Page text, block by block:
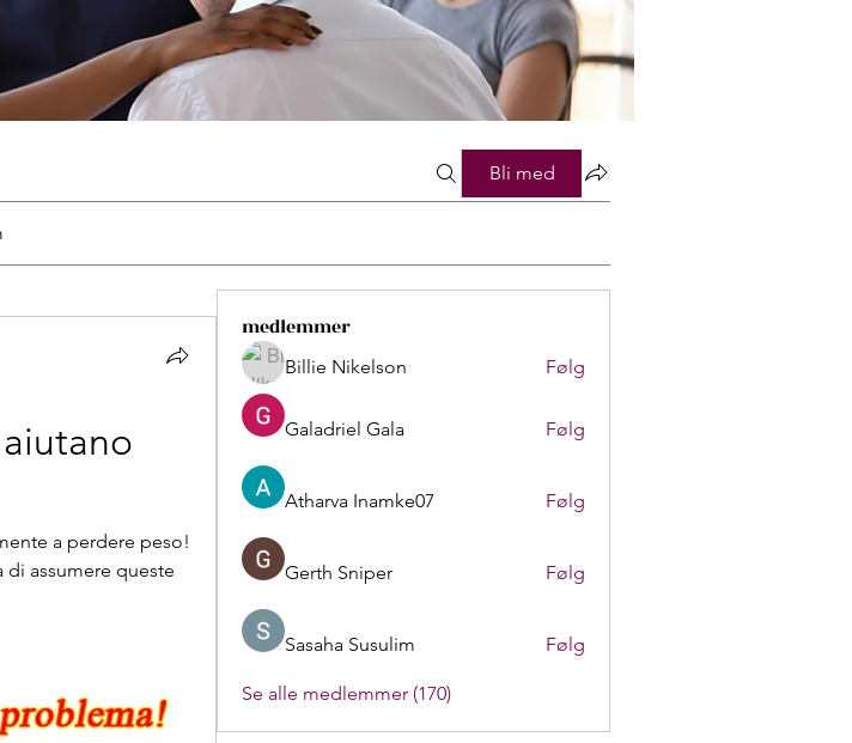
Bli med
a perdere peso!
assumere queste
medlemmer
Billie Nikelson Følg
Galadriel Gala Følg
Atharva Inamke07 Følg
Gerth Sniper Følg
Sasaha Susulim Følg
Se alle medlemmer (170)